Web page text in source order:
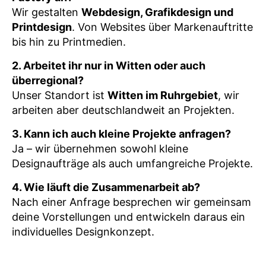
Wir gestalten Webdesign, Grafikdesign und
Printdesign. Von Websites über Markenauftritte
bis hin zu Printmedien.
2. Arbeitet ihr nur in Witten oder auch
überregional?
Unser Standort ist Witten im Ruhrgebiet, wir
arbeiten aber deutschlandweit an Projekten.
3. Kann ich auch kleine Projekte anfragen?
Ja – wir übernehmen sowohl kleine
Designaufträge als auch umfangreiche Projekte.
4. Wie läuft die Zusammenarbeit ab?
Nach einer Anfrage besprechen wir gemeinsam
deine Vorstellungen und entwickeln daraus ein
individuelles Designkonzept.